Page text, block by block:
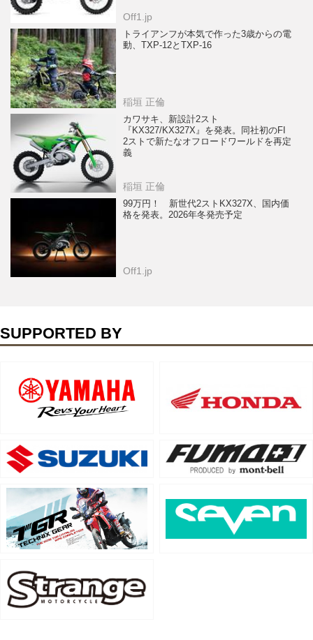
Off1.jp
トライアンフが本気で作った3歳からの電
動、TXP-12とTXP-16
稲垣 正倫
カワサキ、新設計2スト
『KX327/KX327X』を発表。同社初のFI
2ストで新たなオフロードワールドを再定
義
稲垣 正倫
99万円！ 新世代2ストKX327X、国内価
格を発表。2026年冬発売予定
Off1.jp
SUPPORTED BY